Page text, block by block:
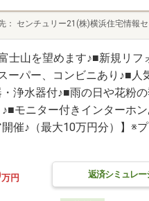
センチュリー21(株)横浜住宅情報
士山を望めます♪■新規リフ
ーパー、コンビニあり♪■人
浄水器付♪■雨の日や花粉
モニター付きインターホ
催♪（最大10万円分）】※
返済シミュレー
万円